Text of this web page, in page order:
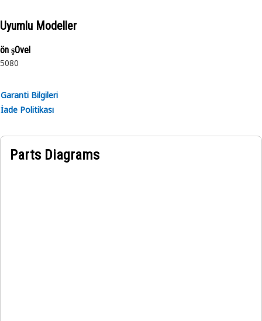
Uyumlu Modeller
ön şOvel
5080
Garanti Bilgileri
İade Politikası
Parts Diagrams